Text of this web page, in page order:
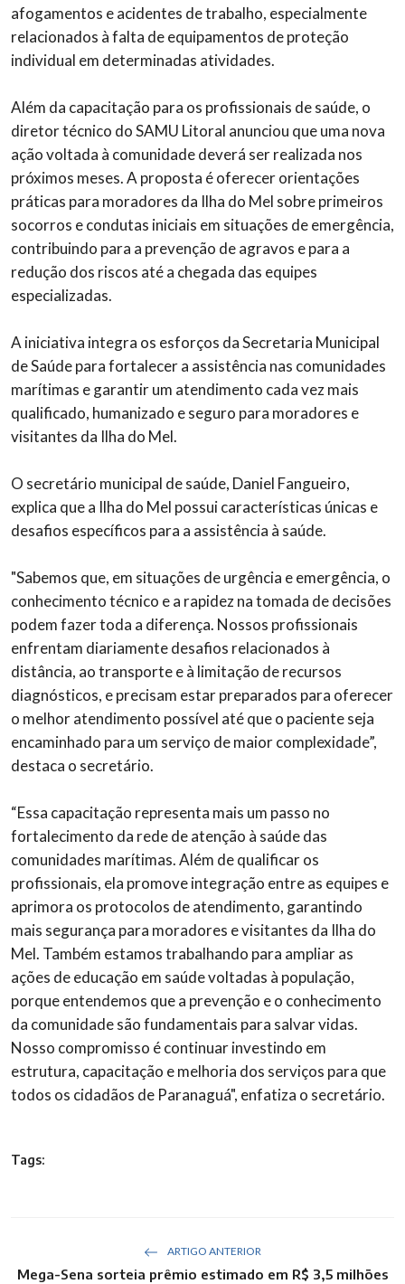
afogamentos e acidentes de trabalho, especialmente
relacionados à falta de equipamentos de proteção
individual em determinadas atividades.
Além da capacitação para os profissionais de saúde, o
diretor técnico do SAMU Litoral anunciou que uma nova
ação voltada à comunidade deverá ser realizada nos
próximos meses. A proposta é oferecer orientações
práticas para moradores da Ilha do Mel sobre primeiros
socorros e condutas iniciais em situações de emergência,
contribuindo para a prevenção de agravos e para a
redução dos riscos até a chegada das equipes
especializadas.
A iniciativa integra os esforços da Secretaria Municipal
de Saúde para fortalecer a assistência nas comunidades
marítimas e garantir um atendimento cada vez mais
qualificado, humanizado e seguro para moradores e
visitantes da Ilha do Mel.
O secretário municipal de saúde, Daniel Fangueiro,
explica que a Ilha do Mel possui características únicas e
desafios específicos para a assistência à saúde.
"Sabemos que, em situações de urgência e emergência, o
conhecimento técnico e a rapidez na tomada de decisões
podem fazer toda a diferença. Nossos profissionais
enfrentam diariamente desafios relacionados à
distância, ao transporte e à limitação de recursos
diagnósticos, e precisam estar preparados para oferecer
o melhor atendimento possível até que o paciente seja
encaminhado para um serviço de maior complexidade”,
destaca o secretário.
“Essa capacitação representa mais um passo no
fortalecimento da rede de atenção à saúde das
comunidades marítimas. Além de qualificar os
profissionais, ela promove integração entre as equipes e
aprimora os protocolos de atendimento, garantindo
mais segurança para moradores e visitantes da Ilha do
Mel. Também estamos trabalhando para ampliar as
ações de educação em saúde voltadas à população,
porque entendemos que a prevenção e o conhecimento
da comunidade são fundamentais para salvar vidas.
Nosso compromisso é continuar investindo em
estrutura, capacitação e melhoria dos serviços para que
todos os cidadãos de Paranaguá", enfatiza o secretário.
Tags:
ARTIGO ANTERIOR
Mega-Sena sorteia prêmio estimado em R$ 3,5 milhões